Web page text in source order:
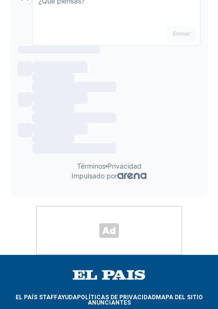
EL PAÍS STAFFAYUDAPOLÍTICAS DE PRIVACIDADMAPA DEL SITIO
ANUNCIANTES